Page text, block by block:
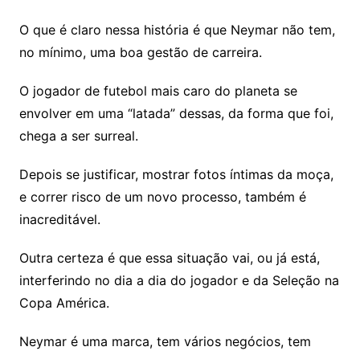
O que é claro nessa história é que Neymar não tem,
no mínimo, uma boa gestão de carreira.
O jogador de futebol mais caro do planeta se
envolver em uma “latada” dessas, da forma que foi,
chega a ser surreal.
Depois se justificar, mostrar fotos íntimas da moça,
e correr risco de um novo processo, também é
inacreditável.
Outra certeza é que essa situação vai, ou já está,
interferindo no dia a dia do jogador e da Seleção na
Copa América.
Neymar é uma marca, tem vários negócios, tem